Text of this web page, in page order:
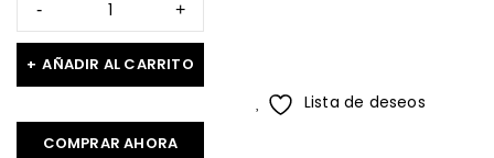
AÑADIR AL CARRITO
COMPRAR AHORA
Lista de deseos